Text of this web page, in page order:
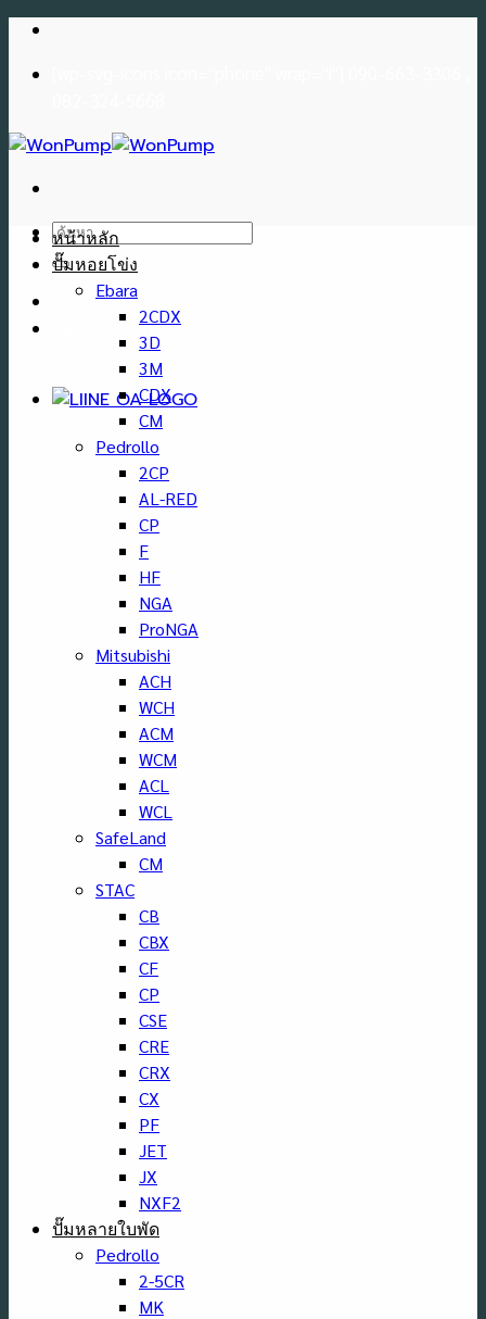
Skip
content
ค้นหา:
[wp-svg-icons icon="phone" wrap="i"] 090-663-3306 ,
082-324-5668
หน้าหลัก
ปั๊มหอยโข่ง
Ebara
2CDX
3D
3M
CDX
CM
Pedrollo
2CP
AL-RED
CP
F
HF
NGA
ProNGA
Mitsubishi
ACH
WCH
ACM
WCM
ACL
WCL
SafeLand
CM
STAC
CB
CBX
CF
CP
CSE
CRE
CRX
CX
PF
JET
JX
NXF2
ปั๊มหลายใบพัด
Pedrollo
2-5CR
MK